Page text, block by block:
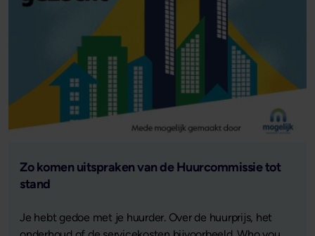
Lees verder
Zo komen uitspraken van de Huurcommissie tot
stand
Je hebt gedoe met je huurder. Over de huurprijs, het